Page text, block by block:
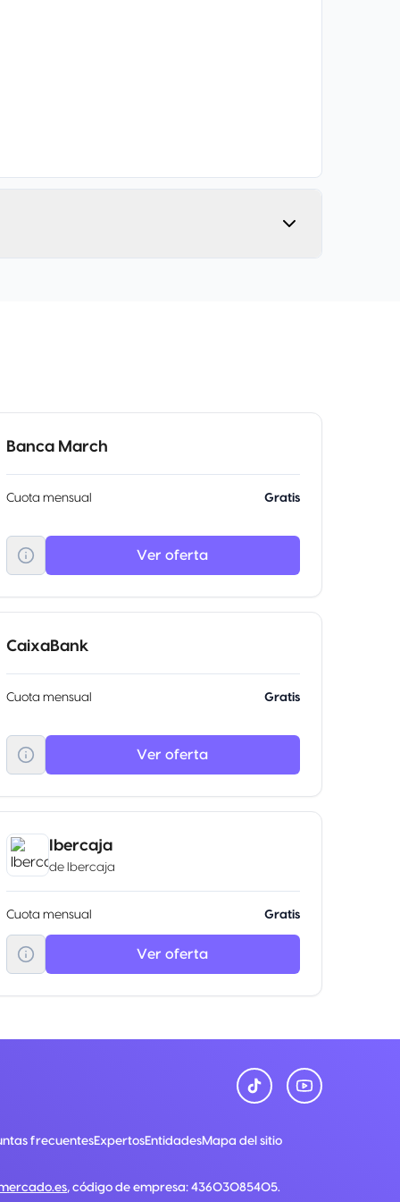
Banca March
Cuota mensual Gratis
Ver oferta
CaixaBank
Cuota mensual Gratis
Ver oferta
Ibercaja
de Ibercaja
Cuota mensual Gratis
Ver oferta
frecuentesExpertosEntidadesMapa del sitio
, código de empresa: 43603085405.